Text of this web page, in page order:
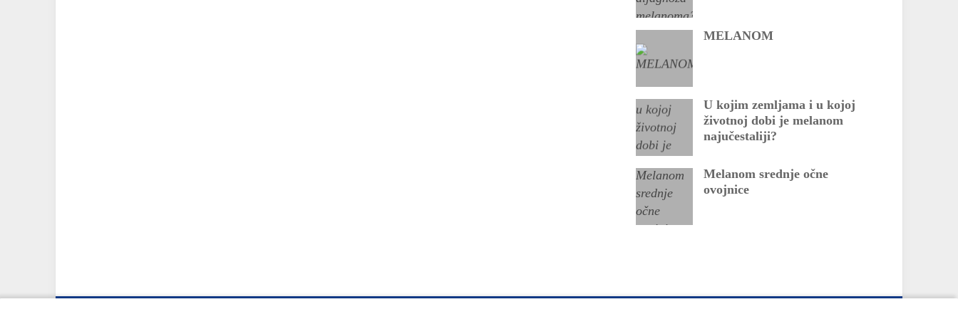
MELANOM
U kojim zemljama i u kojoj
životnoj dobi je melanom
najučestaliji?
Melanom srednje očne
ovojnice